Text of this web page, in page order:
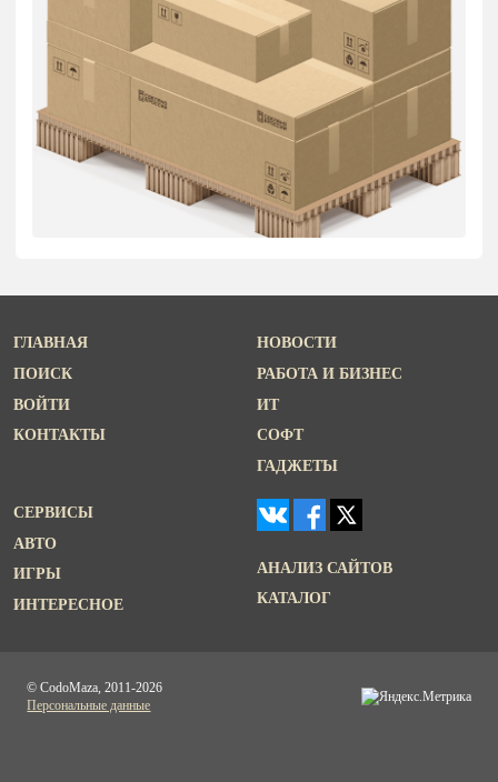
ГЛАВНАЯ
ПОИСК
ВОЙТИ
КОНТАКТЫ
НОВОСТИ
РАБОТА И БИЗНЕС
ИТ
СОФТ
ГАДЖЕТЫ
СЕРВИСЫ
АВТО
ИГРЫ
ИНТЕРЕСНОЕ
АНАЛИЗ САЙТОВ
КАТАЛОГ
© CodoMaza, 2011-2026
Персональные данные